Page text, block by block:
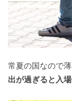
常夏の国なので
出が過ぎると入